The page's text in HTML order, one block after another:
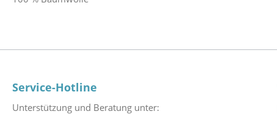
Service-Hotline
Unterstützung und Beratung unter: